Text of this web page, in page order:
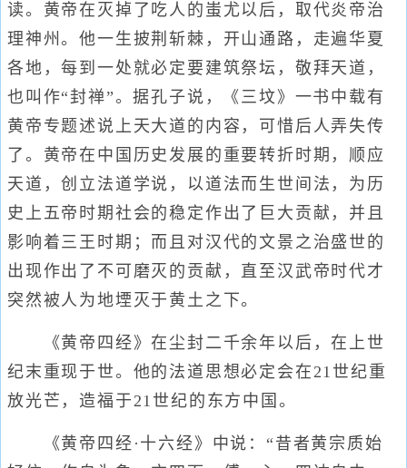
读。黄帝在灭掉了吃人的蚩尤以后，取代炎帝治
理神州。他一生披荆斩棘，开山通路，走遍华夏
各地，每到一处就必定要建筑祭坛，敬拜天道，
也叫作“封禅”。据孔子说，《三坟》一书中载有
黄帝专题述说上天大道的内容，可惜后人弄失传
了。黄帝在中国历史发展的重要转折时期，顺应
天道，创立法道学说，以道法而生世间法，为历
史上五帝时期社会的稳定作出了巨大贡献，并且
影响着三王时期；而且对汉代的文景之治盛世的
出现作出了不可磨灭的贡献，直至汉武帝时代才
突然被人为地堙灭于黄土之下。
《黄帝四经》在尘封二千余年以后，在上世
纪末重现于世。他的法道思想必定会在21世纪重
放光芒，造福于21世纪的东方中国。
《黄帝四经·十六经》中说：“昔者黄宗质始